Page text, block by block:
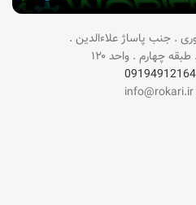
. جنب پاساژ علاءالدین .
چهارم . واحد ۱۲۰